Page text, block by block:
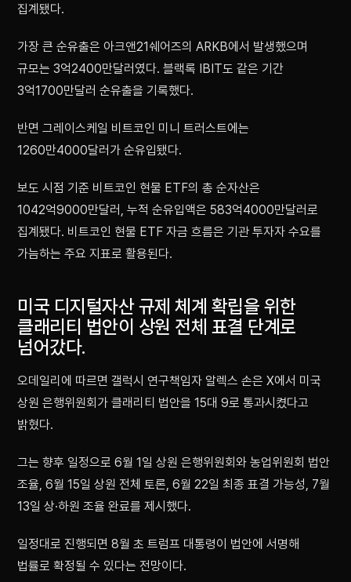
집계됐다.
가장 큰 순유출은 아크앤21쉐어즈의 ARKB에서 발생했으며
규모는 3억2400만달러였다. 블랙록 IBIT도 같은 기간
3억1700만달러 순유출을 기록했다.
반면 그레이스케일 비트코인 미니 트러스트에는
1260만4000달러가 순유입됐다.
보도 시점 기준 비트코인 현물 ETF의 총 순자산은
1042억9000만달러, 누적 순유입액은 583억4000만달러로
집계됐다. 비트코인 현물 ETF 자금 흐름은 기관 투자자 수요를
가늠하는 주요 지표로 활용된다.
미국 디지털자산 규제 체계 확립을 위한
클래리티 법안이 상원 전체 표결 단계로
넘어갔다.
오데일리에 따르면 갤럭시 연구책임자 알렉스 손은 X에서 미국
상원 은행위원회가 클래리티 법안을 15대 9로 통과시켰다고
밝혔다.
그는 향후 일정으로 6월 1일 상원 은행위원회와 농업위원회 법안
조율, 6월 15일 상원 전체 토론, 6월 22일 최종 표결 가능성, 7월
13일 상·하원 조율 완료를 제시했다.
일정대로 진행되면 8월 초 트럼프 대통령이 법안에 서명해
법률로 확정될 수 있다는 전망이다.